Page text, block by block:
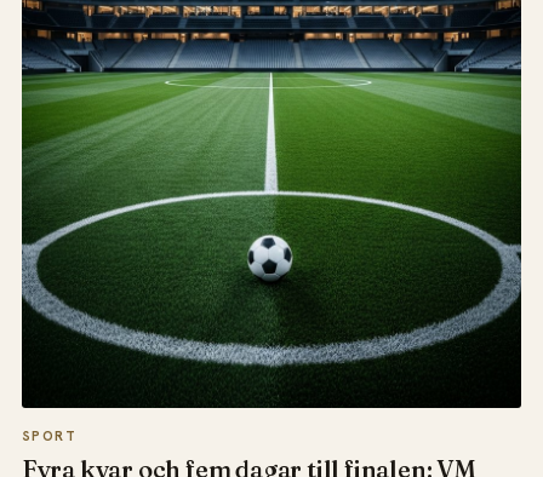
SPORT
Fyra kvar och fem dagar till finalen: VM